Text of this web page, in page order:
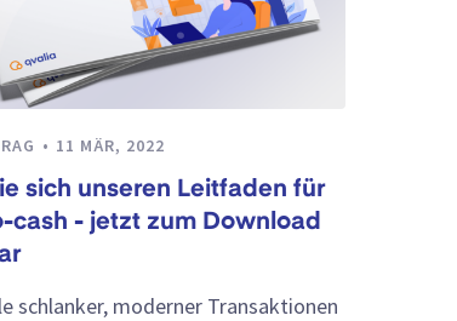
11 MÄR, 2022
sich unseren Leitfaden für
cash - jetzt zum Download
schlanker, moderner Transaktionen